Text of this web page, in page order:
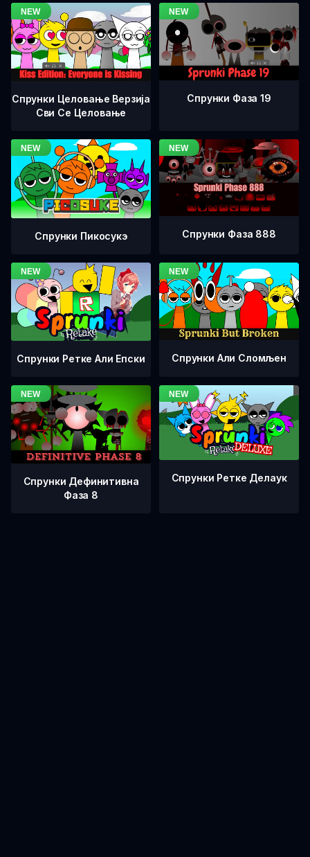
Спрунки Целовање Верзија
Сви Се Целовање
Спрунки Фаза 19
Спрунки Пикосукэ Спрунки Фаза 888
Спрунки Ретке Али Епски Спрунки Али Сломљен
Спрунки Дефинитивна
Фаза 8
Спрунки Ретке Делаук